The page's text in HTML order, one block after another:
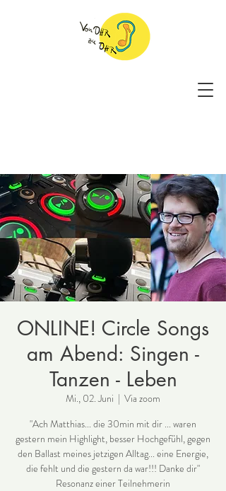
ONLINE! Circle Songs
am Abend: Singen -
Tanzen - Leben
Mi., 02. Juni
  |
Via zoom
"Ach Matthias... die 30min mit dir ... waren
gestern mein Highlight, besser Hochgefühl, gegen
den Ballast meines jetzigen Alltag... eine Energie,
die fehlt und die gestern da war!!! Danke dir"
Resonanz einer Teilnehmerin